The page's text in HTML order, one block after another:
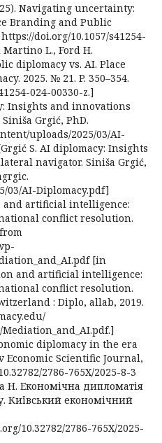
Navigating uncertainty:
Branding and Public
doi.org/10.1057/s41254-
L., Ford H.
diplomacy vs. AI. Place
2025. № 21. P. 350–354.
024-00330-z.]
Insights and innovations
Grgić, PhD.
uploads/2025/03/AI-
S. AI diplomacy: Insights
navigator. Siniša Grgić,
03/AI-Diplomacy.pdf]
and artificial intelligence:
conflict resolution.
[in
and artificial intelligence:
conflict resolution.
: Diplo, allab, 2019.
diplomacy in the era
Scientific Journal,
2786-765X/2025-8-3
Економічна дипломатія
Київський економічний
10.32782/2786-765X/2025-